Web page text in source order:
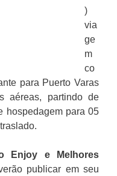
)
via
ge
m
co
para Puerto Varas
aéreas, partindo de
hospedagem para 05
Enjoy e Melhores
publicar em seu